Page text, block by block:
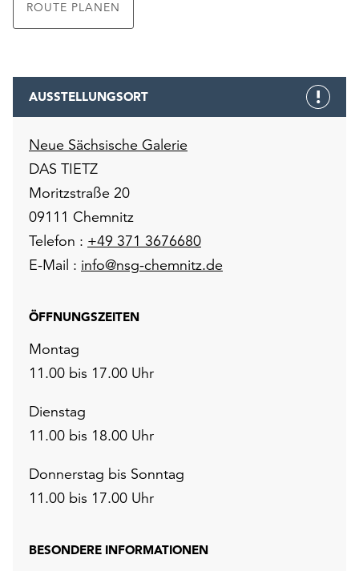
ROUTE PLANEN
AUSSTELLUNGSORT
Neue Sächsische Galerie
DAS TIETZ
Moritzstraße 20
09111 Chemnitz
Telefon : +49 371 3676680
E-Mail : info@nsg-chemnitz.de
ÖFFNUNGSZEITEN
Montag
11.00 bis 17.00 Uhr
Dienstag
11.00 bis 18.00 Uhr
Donnerstag bis Sonntag
11.00 bis 17.00 Uhr
BESONDERE INFORMATIONEN